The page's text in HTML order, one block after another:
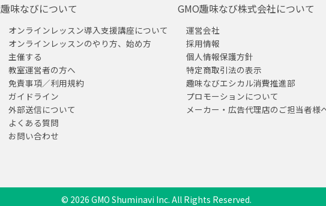
趣味なびについて
オンラインレッスン導入支援講座について
オンラインレッスンのやり方、始め方
主催する
教室運営者の方へ
免責事項／利用規約
ガイドライン
外部送信について
よくある質問
お問い合わせ
GMO趣味なび株式会社について
運営会社
採用情報
個人情報保護方針
特定商取引法の表示
趣味なびエシカル消費推進部
プロモーションについて
メーカー・広告代理店のご担当者様
© 2026 GMO Shuminavi Inc. All Rights Reserved.